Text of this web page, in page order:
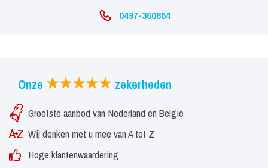
0497-360864
Onze zekerheden
Grootste aanbod van Nederland en België
Wij denken met u mee van A tot Z
Hoge klantenwaardering